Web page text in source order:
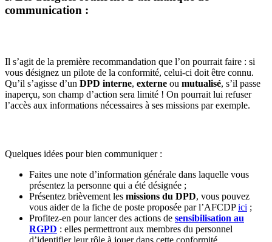
communication :
Il s’agit de la première recommandation que l’on pourrait faire : si
vous désignez un pilote de la conformité, celui-ci doit être connu.
Qu’il s’agisse d’un DPD interne, externe ou mutualisé, s’il passe
inaperçu, son champ d’action sera limité ! On pourrait lui refuser
l’accès aux informations nécessaires à ses missions par exemple.
Quelques idées pour bien communiquer :
Faites une note d’information générale dans laquelle vous
présentez la personne qui a été désignée ;
Présentez brièvement les missions du DPD, vous pouvez
vous aider de la fiche de poste proposée par l’AFCDPici ;
Profitez-en pour lancer des actions de sensibilisation au
RGPD : elles permettront aux membres du personnel
d’identifier leur rôle à jouer dans cette conformité.